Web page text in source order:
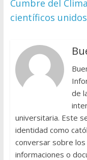
Cumbre del
científicos unidos
de
universitaria. Este
identidad como
conversar sobre
informaciones o